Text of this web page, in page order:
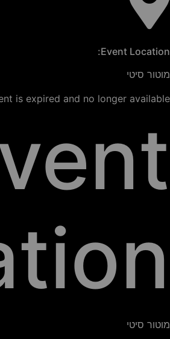
Event Location:
מוטור סיטי
is expired and no longer available
מוטור סיטי